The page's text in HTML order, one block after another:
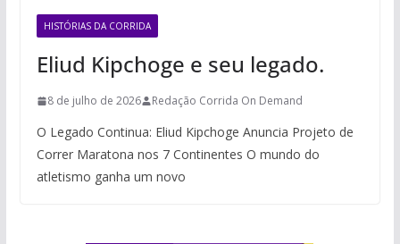
HISTÓRIAS DA CORRIDA
Eliud Kipchoge e seu legado.
8 de julho de 2026 Redação Corrida On Demand
O Legado Continua: Eliud Kipchoge Anuncia Projeto de
Correr Maratona nos 7 Continentes O mundo do
atletismo ganha um novo